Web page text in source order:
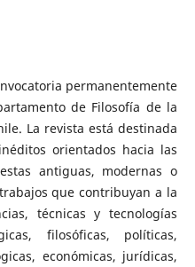
permanentemente
de Filosofía de la
La revista está destinada
orientados hacia las
antiguas, modernas o
que contribuyan a la
técnicas y tecnologías
filosóficas, políticas,
económicas, jurídicas,